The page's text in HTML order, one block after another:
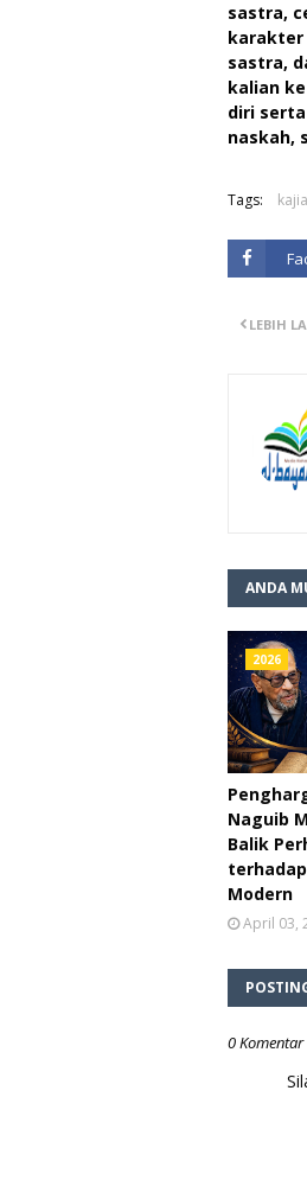
sastra,
karakter
sastra,
kalian
diri
naskah,
Tags:
LEBIH
ANDA
2026
Naguib
Balik
Modern
April 03,
0 Komentar